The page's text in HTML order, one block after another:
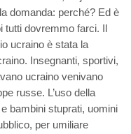
domanda: perché? Ed è
tutti dovremmo farci. Il
ucraino è stata la
Insegnanti, sportivi,
ucraino venivano
russe. L’uso della
bambini stuprati, uomini
per umiliare